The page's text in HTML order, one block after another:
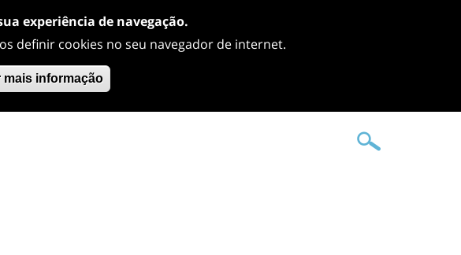
experiência de navegação.
definir cookies no seu navegador de internet.
mais informação